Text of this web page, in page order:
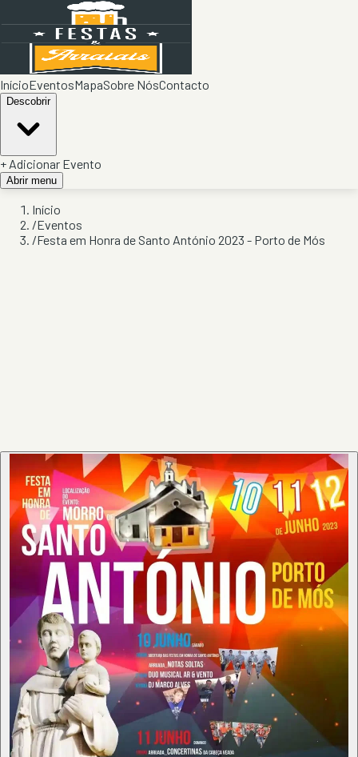
InícioEventosMapaSobre NósContacto
Descobrir
+ Adicionar Evento
Abrir menu
Início
/Eventos
/Festa em Honra de Santo António 2023 - Porto de Mós